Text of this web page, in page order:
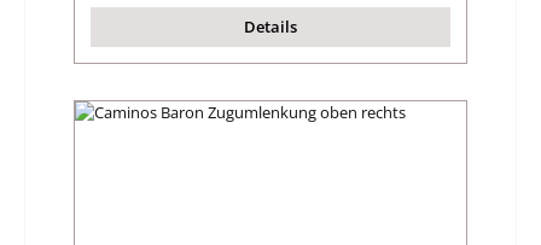
Details